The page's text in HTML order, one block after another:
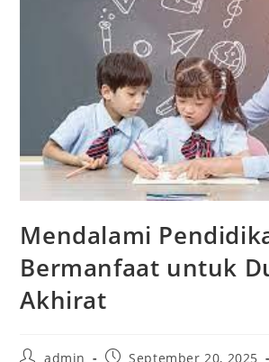
Mendalami
Bermanfaat untuk
Akhirat
Postadmin
PostSeptember 20, 2025